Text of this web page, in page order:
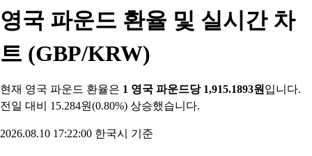
영국 파운드 환율 및 실시간 차
트 (GBP/KRW)
현재 영국 파운드 환율은 1 영국 파운드당 1,915.1893원 입니다.
전일 대비 15.284원(0.80%) 상승했습니다.
2026.08.10 17:22:00 한국시 기준